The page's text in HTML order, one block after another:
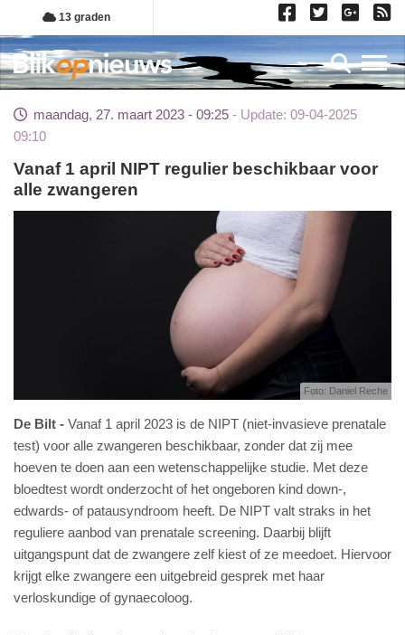
Overslaan
en
naar
de
gaan
13 graden
maandag, 27. maart 2023 - 09:25
Update: 09-04-2025
09:10
Vanaf 1 april NIPT regulier beschikbaar voor
alle zwangeren
Foto: Daniel Reche
De Bilt
Vanaf 1 april 2023 is de NIPT (niet-invasieve prenatale
test) voor alle zwangeren beschikbaar, zonder dat zij mee
hoeven te doen aan een wetenschappelijke studie. Met deze
bloedtest wordt onderzocht of het ongeboren kind down-,
edwards- of patausyndroom heeft. De NIPT valt straks in het
reguliere aanbod van prenatale screening. Daarbij blijft
uitgangspunt dat de zwangere zelf kiest of ze meedoet. Hiervoor
krijgt elke zwangere een uitgebreid gesprek met haar
verloskundige of gynaecoloog.